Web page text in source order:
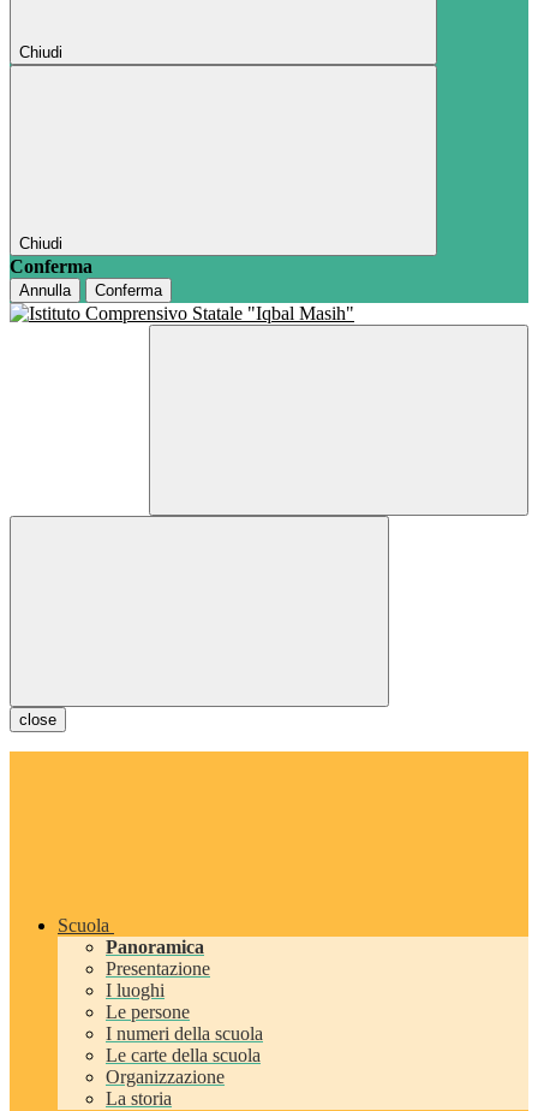
Chiudi
Chiudi
Conferma
Annulla Conferma
close
Scuola
Panoramica
Presentazione
I luoghi
Le persone
I numeri della scuola
Le carte della scuola
Organizzazione
La storia